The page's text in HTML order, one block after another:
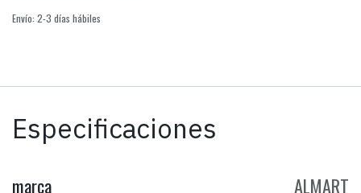
Envío: 2-3 días hábiles
Especificaciones
marca
ALMART